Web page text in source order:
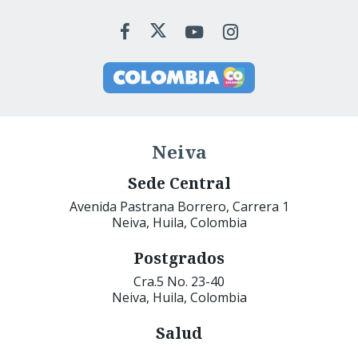
Neiva
Sede Central
Avenida Pastrana Borrero, Carrera 1
Neiva, Huila, Colombia
Postgrados
Cra.5 No. 23-40
Neiva, Huila, Colombia
Salud